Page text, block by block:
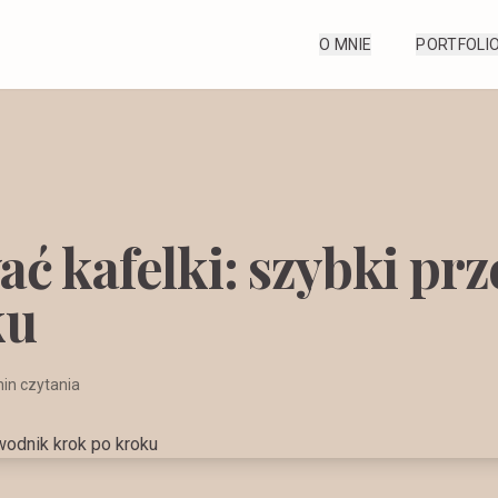
O MNIE
kafelki: szybki
czytania